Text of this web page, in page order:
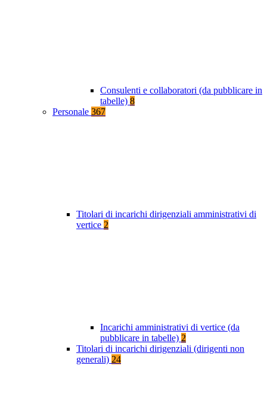
Consulenti e collaboratori (da pubblicare in
tabelle) 8
Personale 367
Titolari di incarichi dirigenziali amministrativi di
vertice 2
Incarichi amministrativi di vertice (da
pubblicare in tabelle) 2
Titolari di incarichi dirigenziali (dirigenti non
generali) 24